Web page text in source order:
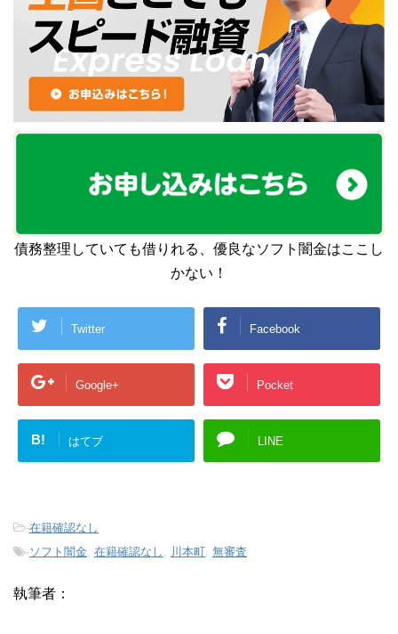
債務整理していても借りれる、優良なソフト闇金はここし
かない！
Twitter Facebook
Google+ Pocket
B! はてブ LINE
-在籍確認なし
-ソフト闇金, 在籍確認なし , 川本町, 無審査
執筆者：